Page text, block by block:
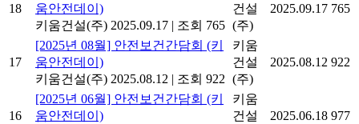
18
움안전데이)
키움건설(주) 2025.09.17 | 조회 765
건설
(주)
2025.09.17 765
17
[2025년 08월] 안전보건간담회 (키
움안전데이)
키움건설(주) 2025.08.12 | 조회 922
키움
건설
(주)
2025.08.12 922
16
[2025년 06월] 안전보건간담회 (키
움안전데이)
키움
건설
2025.06.18 977